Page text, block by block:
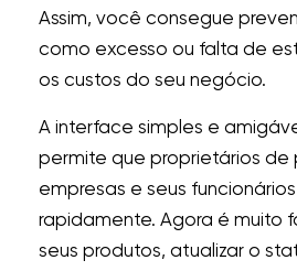
Assim, você consegue
como excesso ou falta de
os custos do seu negócio.
A interface simples e
permite que proprietários de
empresas e seus
rapidamente. Agora é muito
seus produtos, atualizar o